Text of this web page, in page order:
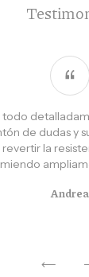
todo
de dudas y
la
Andrea